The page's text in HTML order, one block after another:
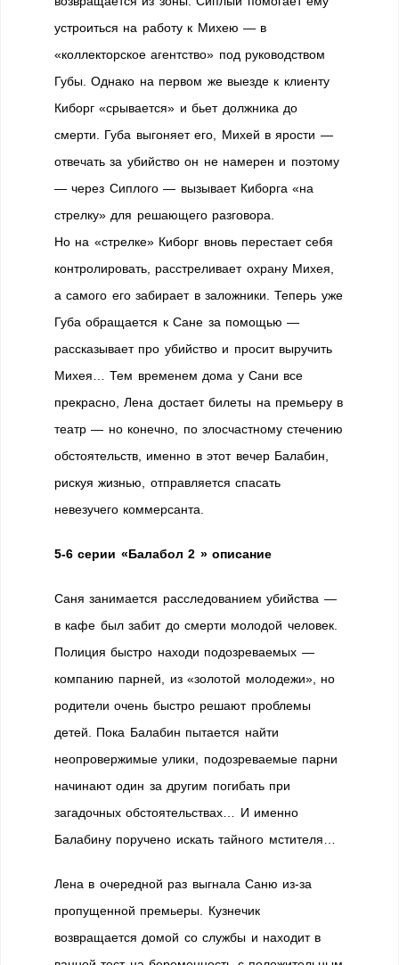
устроиться на работу к Михею — в
«коллекторское агентство» под руководством
Губы. Однако на первом же выезде к клиенту
Киборг «срывается» и бьет должника до
смерти. Губа выгоняет его, Михей в ярости —
отвечать за убийство он не намерен и поэтому
— через Сиплого — вызывает Киборга «на
стрелку» для решающего разговора.
Но на «стрелке» Киборг вновь перестает себя
контролировать, расстреливает охрану Михея,
а самого его забирает в заложники. Теперь уже
Губа обращается к Сане за помощью —
рассказывает про убийство и просит выручить
Михея… Тем временем дома у Сани все
прекрасно, Лена достает билеты на премьеру в
театр — но конечно, по злосчастному стечению
обстоятельств, именно в этот вечер Балабин,
рискуя жизнью, отправляется спасать
невезучего коммерсанта.
5-6 серии «Балабол 2 » описание
Саня занимается расследованием убийства —
в кафе был забит до смерти молодой человек.
Полиция быстро находи подозреваемых —
компанию парней, из «золотой молодежи», но
родители очень быстро решают проблемы
детей. Пока Балабин пытается найти
неопровержимые улики, подозреваемые парни
начинают один за другим погибать при
загадочных обстоятельствах… И именно
Балабину поручено искать тайного мстителя…
Лена в очередной раз выгнала Саню из-за
пропущенной премьеры. Кузнечик
возвращается домой со службы и находит в